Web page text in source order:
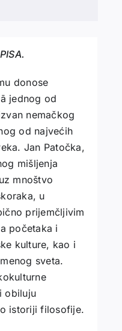
donose
jednog od
nemačkog
od najvećih
Jan Patočka,
mišljenja
mnoštvo
u
prijemčljivim
početaka i
kulture, kao i
sveta.
obiluju
istoriji filosofije.